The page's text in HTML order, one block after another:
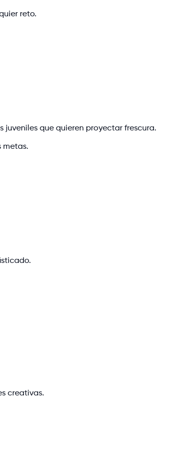
reto.
que quieren proyectar frescura.
metas.
creativas.